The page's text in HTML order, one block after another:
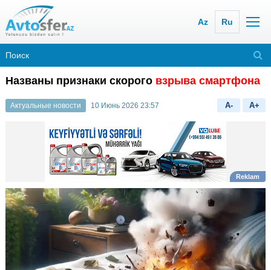
Az Ru
Названы признаки скорого взрыва смартфона
Актуальные новости 10 Июнь 2026 23:57 A- A+